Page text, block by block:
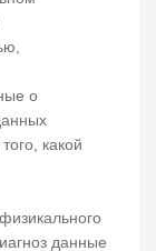
о
какой
данные